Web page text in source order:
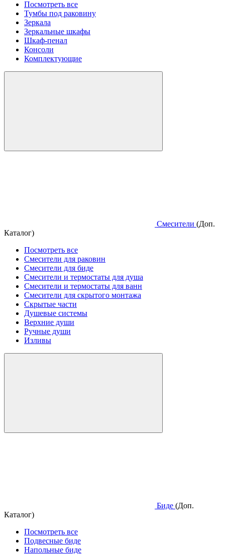
Посмотреть все
Тумбы под раковину
Зеркала
Зеркальные шкафы
Шкаф-пенал
Консоли
Комплектующие
Смесители (Доп.
Каталог)
Посмотреть все
Смесители для раковин
Смесители для биде
Смесители и термостаты для душа
Смесители и термостаты для ванн
Смесители для скрытого монтажа
Скрытые части
Душевые системы
Верхние души
Ручные души
Изливы
Биде (Доп.
Каталог)
Посмотреть все
Подвесные биде
Напольные биде